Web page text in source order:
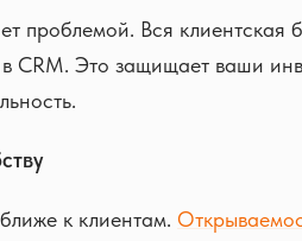
проблемой. Вся клиентская
CRM. Это защищает ваши
к клиентам.